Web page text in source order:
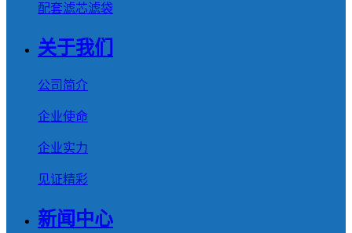
配套滤芯滤袋
关于我们
公司简介
企业使命
企业实力
见证精彩
新闻中心